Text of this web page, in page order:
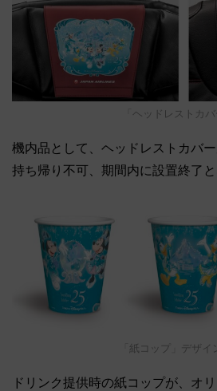
「ヘッドレストカバ
機内品として、ヘッドレストカバ
持ち帰り不可、期間内に設置終了と
「紙コップ」デザイ
ドリンク提供時の紙コップが、オ